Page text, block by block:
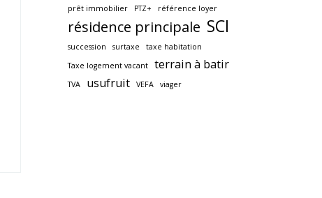
prêt immobilier
PTZ+ référence loyer
résidence principale SCI
succession surtaxe
taxe habitation
Taxe logement vacant
terrain à batir
TVA usufruit VEFA viager